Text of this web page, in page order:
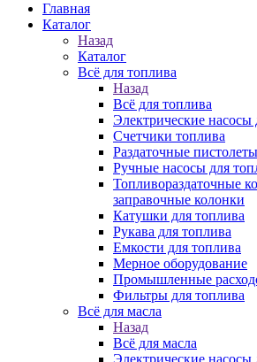
Главная
Каталог
Назад
Каталог
Всё для топлива
Назад
Всё для топлива
Электрические насосы
Счетчики топлива
Раздаточные пистолеты
Ручные насосы для
Топливораздаточные
заправочные колонки
Катушки для топлива
Рукава для топлива
Емкости для топлива
Мерное оборудование
Промышленные
Фильтры для топлива
Всё для масла
Назад
Всё для масла
Электрические насосы